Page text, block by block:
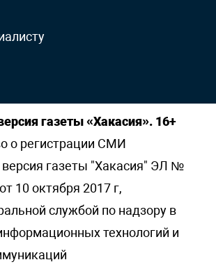
газеты «Хакасия». 16+
о регистрации СМИ
версия газеты "Хакасия" ЭЛ №
10 октября 2017 г,
службой по надзору в
технологий и